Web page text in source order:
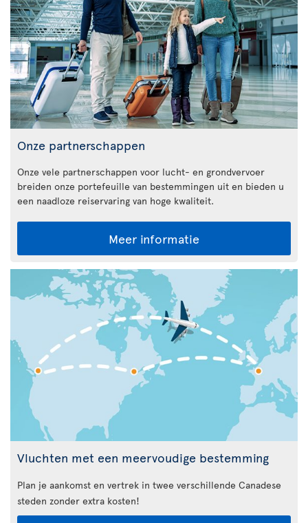
Onze partnerschappen
Onze vele partnerschappen voor lucht- en grondvervoer
breiden onze portefeuille van bestemmingen uit en bieden u
een naadloze reiservaring van hoge kwaliteit.
Meer informatie
Vluchten met een meervoudige bestemming
Plan je aankomst en vertrek in twee verschillende Canadese
steden zonder extra kosten!